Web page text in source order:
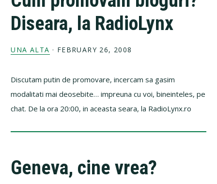
Diseara, la RadioLynx
UNA ALTA · FEBRUARY 26, 2008
Discutam putin de promovare, incercam sa gasim
modalitati mai deosebite… impreuna cu voi, bineinteles, pe
chat. De la ora 20:00, in aceasta seara, la RadioLynx.ro
Geneva, cine vrea?